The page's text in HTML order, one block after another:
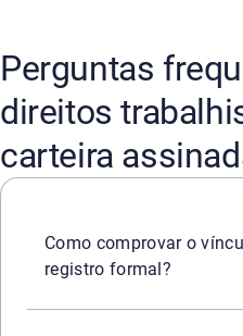
Perguntas
direitos
carteira
Como comprovar o
registro formal?